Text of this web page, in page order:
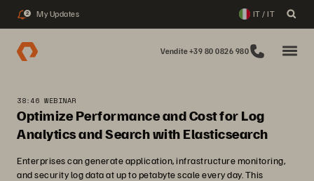
2 My Updates IT / IT
Vendite +39 80 0826 980
38:46 WEBINAR
Optimize Performance and Cost for Log
Analytics and Search with Elasticsearch
Enterprises can generate application, infrastructure monitoring,
and security log data at up to petabyte scale every day. This